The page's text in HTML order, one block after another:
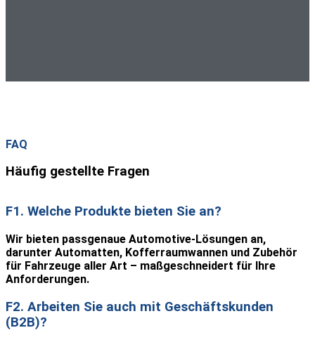
FAQ
Häufig gestellte Fragen
F1. Welche Produkte bieten Sie an?
Wir bieten passgenaue Automotive-Lösungen an,
darunter Automatten, Kofferraumwannen und Zubehör
für Fahrzeuge aller Art – maßgeschneidert für Ihre
Anforderungen.
F2. Arbeiten Sie auch mit Geschäftskunden
(B2B)?